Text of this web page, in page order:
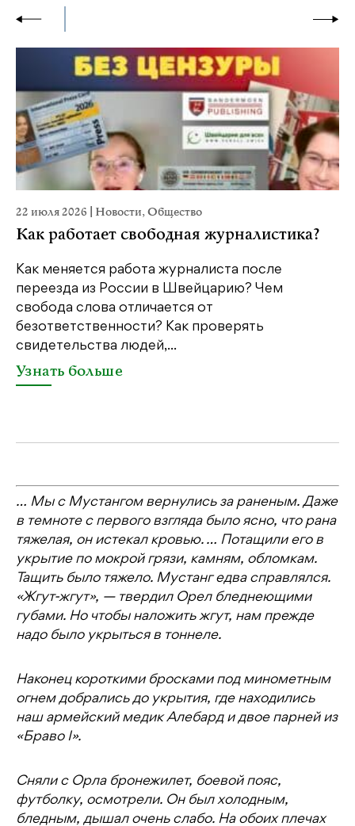
22 июля 2026 Новости,Общество
Как работает свободная журналистика?
Как меняется работа журналиста после
переезда из России в Швейцарию? Чем
свобода слова отличается от
безответственности? Как проверять
свидетельства людей,...
Узнать больше
… Мы с Мустангом вернулись за раненым. Даже
в темноте с первого взгляда было ясно, что рана
тяжелая, он истекал кровью. … Потащили его в
укрытие по мокрой грязи, камням, обломкам.
Тащить было тяжело. Мустанг едва справлялся.
«Жгут-жгут», — твердил Орел бледнеющими
губами. Но чтобы наложить жгут, нам прежде
надо было укрыться в тоннеле.
Наконец короткими бросками под минометным
огнем добрались до укрытия, где находились
наш армейский медик Алебард и двое парней из
«Браво I».
Сняли с Орла бронежилет, боевой пояс,
футболку, осмотрели. Он был холодным,
бледным, дышал очень слабо. На обоих плечах